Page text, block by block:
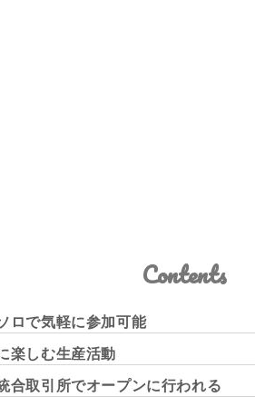
Contents
ロで気軽に参加可能
楽しむ生産活動
合取引所でオープンに行われる